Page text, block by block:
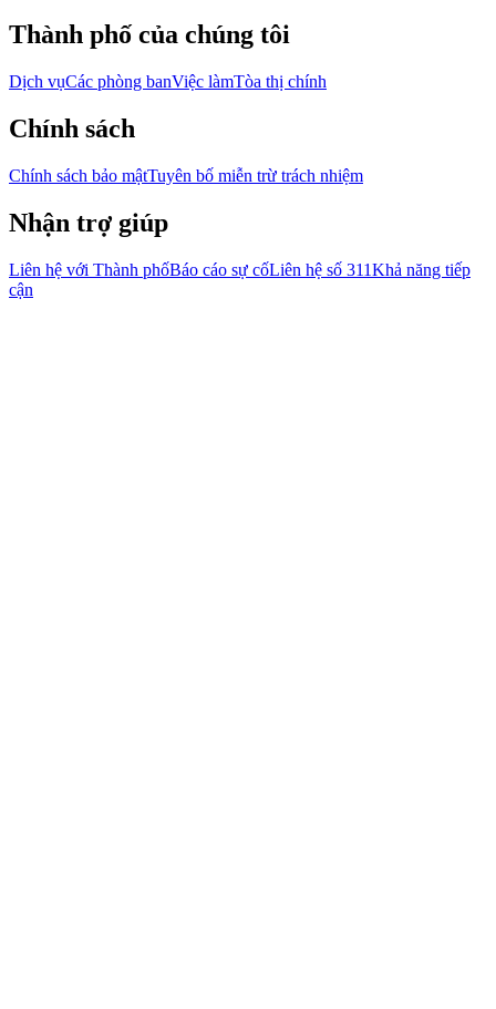
Thành phố của chúng tôi
Dịch vụCác phòng banViệc làmTòa thị chính
Chính sách
Chính sách bảo mậtTuyên bố miễn trừ trách nhiệm
Nhận trợ giúp
Liên hệ với Thành phốBáo cáo sự cốLiên hệ số 311Khả năng tiếp
cận